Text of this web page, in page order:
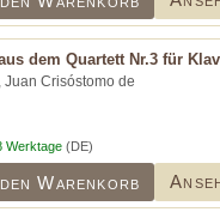
dem Quartett Nr.3 für
Juan Crisóstomo de
Werktage (DE)
Warenkorb